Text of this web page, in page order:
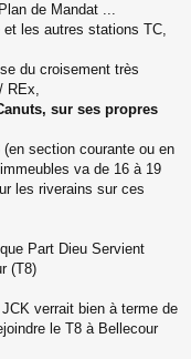
de Mandat ...
et les autres stations TC,
du croisement très
REx,
sur ses propres
section courante ou en
va de 16 à 19
les riverains sur ces
Part Dieu Servient
(T8)
verrait bien à terme de
le T8 à Bellecour